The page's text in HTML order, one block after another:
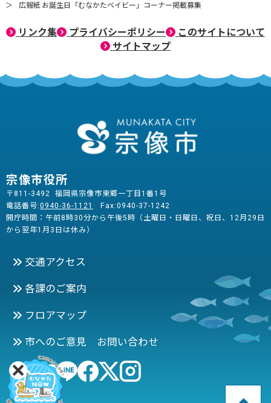
広報紙 お誕生日「むなかたベイビー」コーナー掲載募集
リンク集 プライバシーポリシー
このサイトについて
サイトマップ
宗像市役所
〒811-3492 福岡県宗像市東郷一丁目1番1号
電話番号:0940-36-1121
Fax:0940-37-1242
開庁時間：午前8時30分から午後5時（土曜日・日曜日、祝日、12月29日
から翌年1月3日は休み）
交通アクセス
各課のご案内
フロアマップ
市へのご意見 お問い合わせ